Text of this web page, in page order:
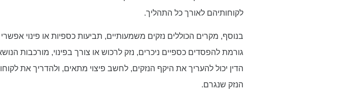
לקוחותיהם לאורך כל התהליך.
בנוסף, מקרים הכוללים נזקים משמעותיים, תביעות כספיות או פינוי
גורמת להפסדים כספיים ניכרים, נזק לרכוש או צורך בפינוי, מורכבות
הדין יכול להעריך את היקף הנזקים, לחשב פיצוי מתאים, ולהדריך את
הנזק שנגרם.